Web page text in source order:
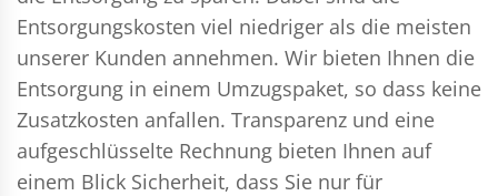
Entsorgungskosten viel niedriger als die meisten
unserer Kunden annehmen. Wir bieten Ihnen die
Entsorgung in einem Umzugspaket, so dass keine
Zusatzkosten anfallen. Transparenz und eine
aufgeschlüsselte Rechnung bieten Ihnen auf
einem Blick Sicherheit, dass Sie nur für